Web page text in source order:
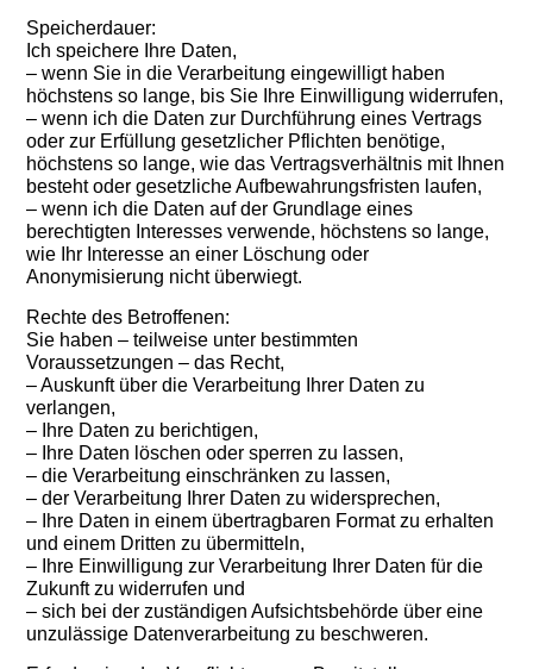
Speicherdauer:
Ich speichere Ihre Daten,
– wenn Sie in die Verarbeitung eingewilligt haben
höchstens so lange, bis Sie Ihre Einwilligung widerrufen,
– wenn ich die Daten zur Durchführung eines Vertrags
oder zur Erfüllung gesetzlicher Pflichten benötige,
höchstens so lange, wie das Vertragsverhältnis mit Ihnen
besteht oder gesetzliche Aufbewahrungsfristen laufen,
– wenn ich die Daten auf der Grundlage eines
berechtigten Interesses verwende, höchstens so lange,
wie Ihr Interesse an einer Löschung oder
Anonymisierung nicht überwiegt.
Rechte des Betroffenen:
Sie haben – teilweise unter bestimmten
Voraussetzungen – das Recht,
– Auskunft über die Verarbeitung Ihrer Daten zu
verlangen,
– Ihre Daten zu berichtigen,
– Ihre Daten löschen oder sperren zu lassen,
– die Verarbeitung einschränken zu lassen,
– der Verarbeitung Ihrer Daten zu widersprechen,
– Ihre Daten in einem übertragbaren Format zu erhalten
und einem Dritten zu übermitteln,
– Ihre Einwilligung zur Verarbeitung Ihrer Daten für die
Zukunft zu widerrufen und
– sich bei der zuständigen Aufsichtsbehörde über eine
unzulässige Datenverarbeitung zu beschweren.